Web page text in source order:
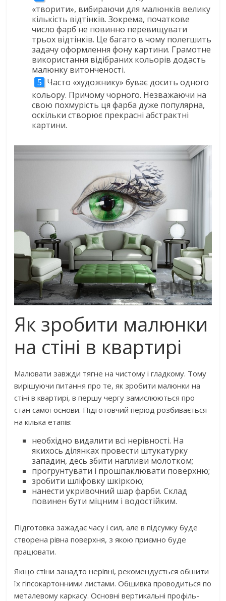
«творити», вибираючи для малюнків велику
кількість відтінків. Зокрема, початкове
число фарб не повинно перевищувати
трьох відтінків. Це багато в чому полегшить
задачу оформлення фону картини. Грамотне
використання відібраних кольорів додасть
малюнку витонченості.
Часто «художнику» буває досить одного
кольору. Причому чорного. Незважаючи на
свою похмурість ця фарба дуже популярна,
оскільки створює прекрасні абстрактні
картини.
Як зробити малюнки
на стіні в квартирі
Малювати завжди тягне на чистому і гладкому. Тому
вирішуючи питання про те, як зробити малюнки на
стіні в квартирі, в першу чергу замислюються про
стан самої основи. Підготовчий період розбивається
на кілька етапів:
необхідно видалити всі нерівності. На
якихось ділянках провести штукатурку
западин, десь збити напливи молотком;
прогрунтувати і прошпаклювати поверхню;
зробити шліфовку шкіркою;
нанести укривочний шар фарби. Склад
повинен бути міцним і водостійким.
Підготовка зажадає часу і сил, але в підсумку буде
створена рівна поверхня, з якою приємно буде
працювати.
Якщо стіни занадто нерівні, рекомендується обшити
їх гіпсокартонними листами. Обшивка проводиться по
металевому каркасу. Основні вертикальні профіль-